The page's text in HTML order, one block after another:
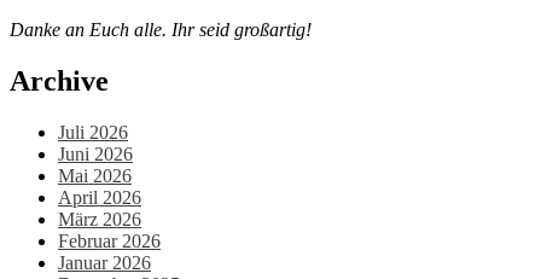
Danke an Euch alle. Ihr seid großartig!
Archive
Juli 2026
Juni 2026
Mai 2026
April 2026
März 2026
Februar 2026
Januar 2026